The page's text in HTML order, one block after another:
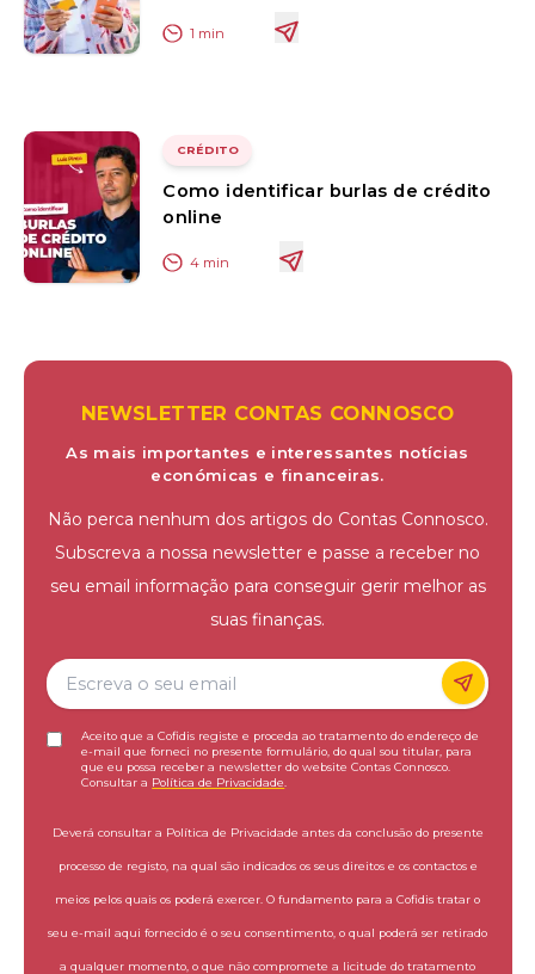
1 min
CRÉDITO
Como identificar burlas de crédito
online
4 min
NEWSLETTER CONTAS CONNOSCO
As mais importantes e interessantes notícias
económicas e financeiras.
Não perca nenhum dos artigos do Contas Connosco.
Subscreva a nossa newsletter e passe a receber no
seu email informação para conseguir gerir melhor as
suas finanças.
Aceito que a Cofidis registe e proceda ao tratamento do endereço de
e-mail que forneci no presente formulário, do qual sou titular, para
que eu possa receber a newsletter do website Contas Connosco.
Consultar a Política de Privacidade
Deverá consultar a Política de Privacidade antes da conclusão do presente
processo de registo, na qual são indicados os seus direitos e os contactos e
meios pelos quais os poderá exercer. O fundamento para a Cofidis tratar o
seu e-mail aqui fornecido é o seu consentimento, o qual poderá ser retirado
a qualquer momento, o que não compromete a licitude do tratamento